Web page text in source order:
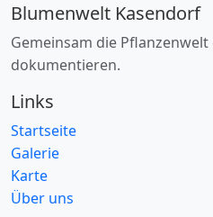
Blumenwelt Kasendorf
Gemeinsam die
dokumentieren.
Links
Startseite
Galerie
Karte
Über uns